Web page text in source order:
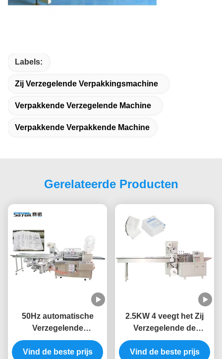
Labels:
Zij Verzegelende Verpakkingsmachine
Verpakkende Verzegelende Machine
Verpakkende Verpakkende Machine
Gerelateerde Producten
50Hz automatische
Verzegelende
Verpakkingsmachine
5.5KW voor Medische
Vind de beste prijs
2.5KW 4 veegt het Zij
Verzegelende de
van de
Vind de beste prijs